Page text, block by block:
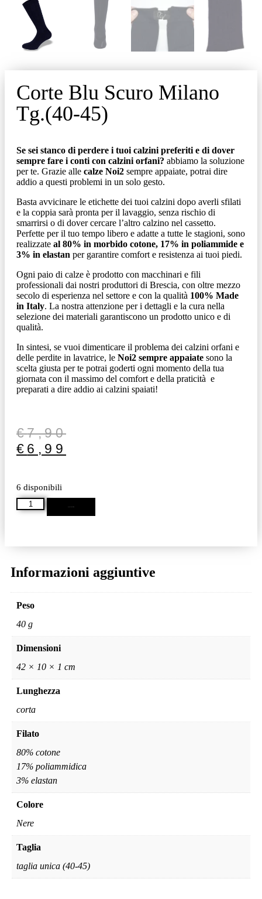
Corte Blu Scuro Milano
Tg.(40-45)
Se sei stanco di perdere i tuoi calzini preferiti e di dover
sempre fare i conti con calzini orfani? abbiamo la soluzione
per te. Grazie alle calze Noi2 sempre appaiate, potrai dire
addio a questi problemi in un solo gesto.
Basta avvicinare le etichette dei tuoi calzini dopo averli sfilati
e la coppia sarà pronta per il lavaggio, senza rischio di
smarrirsi o di dover cercare l’altro calzino nel cassetto.
Perfette per il tuo tempo libero e adatte a tutte le stagioni, sono
realizzate al 80% in morbido cotone, 17% in poliammide e
3% in elastan per garantire comfort e resistenza ai tuoi piedi.
Ogni paio di calze è prodotto con macchinari e fili
professionali dai nostri produttori di Brescia, con oltre mezzo
secolo di esperienza nel settore e con la qualità 100% Made
in Italy. La nostra attenzione per i dettagli e la cura nella
selezione dei materiali garantiscono un prodotto unico e di
qualità.
In sintesi, se vuoi dimenticare il problema dei calzini orfani e
delle perdite in lavatrice, le Noi2 sempre appaiate sono la
scelta giusta per te potrai goderti ogni momento della tua
giornata con il massimo del comfort e della praticità e
preparati a dire addio ai calzini spaiati!
€7,90
€ 6,99
6 disponibili
Informazioni aggiuntive
Peso
40 g
Dimensioni
42 × 10 × 1 cm
Lunghezza
corta
Filato
80% cotone
17% poliammidica
3% elastan
Colore
Nere
Taglia
taglia unica (40-45)